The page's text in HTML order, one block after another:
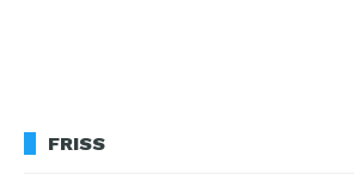
FRISS